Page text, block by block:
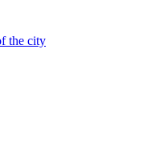
the city